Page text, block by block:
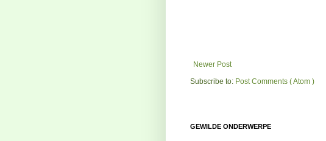
Newer Post
Subscribe to: Post Comments ( Atom )
GEWILDE ONDERWERPE